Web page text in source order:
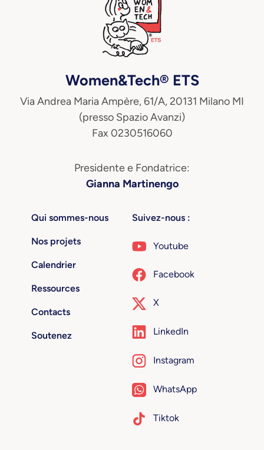
Women&Tech® ETS
Via Andrea Maria Ampère, 61/A, 20131 Milano MI
(presso Spazio Avanzi)
Fax 0230516060
Presidente e Fondatrice:
Gianna Martinengo
Qui sommes-nous
Nos projets
Calendrier
Ressources
Contacts
Soutenez
Suivez-nous :
Youtube
Facebook
X
LinkedIn
Instagram
WhatsApp
Tiktok